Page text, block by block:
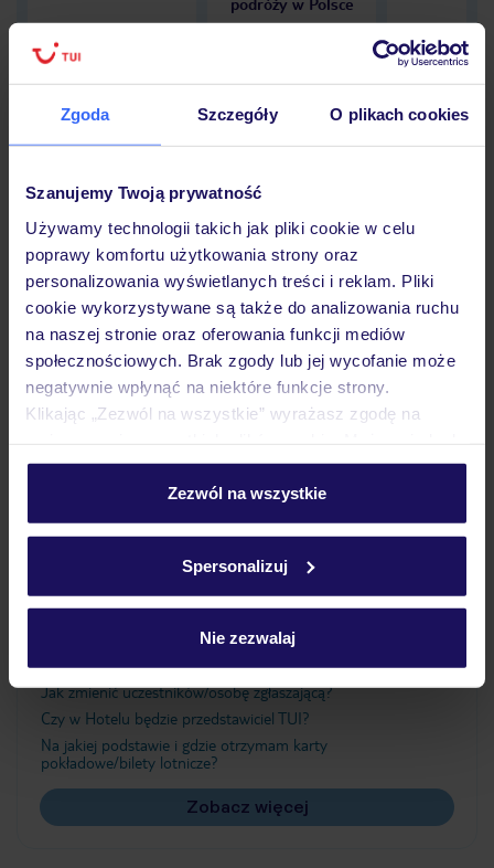
Zgoda Szczegóły O plikach cookies
Szanujemy Twoją prywatność
Używamy technologii takich jak pliki cookie w celu
poprawy komfortu użytkowania strony oraz
personalizowania wyświetlanych treści i reklam. Pliki
cookie wykorzystywane są także do analizowania ruchu
na naszej stronie oraz oferowania funkcji mediów
społecznościowych. Brak zgody lub jej wycofanie może
negatywnie wpłynąć na niektóre funkcje strony.
Klikając „Zezwól na wszystkie” wyrażasz zgodę na
personalizować swój wybór wchodząc w zakładkę
Szczegółowe informacje o plikach cookie znajdziesz
Zezwól na wszystkie
Spersonalizuj
Nie zezwalaj
Hotel
Opinie
Pokoje
Wyżywienie
Ważne informacje
Jak zmienić uczestników/osobę zgłaszającą?
Czy w Hotelu będzie przedstawiciel TUI?
Na jakiej podstawie i gdzie otrzymam karty
pokładowe/bilety lotnicze?
Zobacz więcej